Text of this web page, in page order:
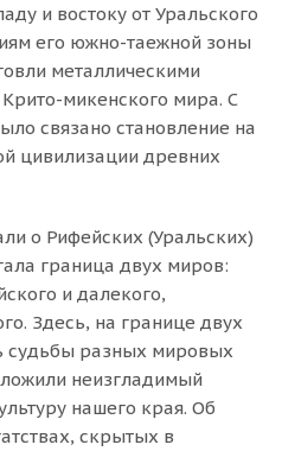
и востоку от Уральского
его южно-таежной зоны
металлическими
микенского мира. С
связано становление на
цивилизации древних
о Рифейских (Уральских)
граница двух миров:
и далекого,
Здесь, на границе двух
судьбы разных мировых
неизгладимый
нашего края. Об
скрытых в